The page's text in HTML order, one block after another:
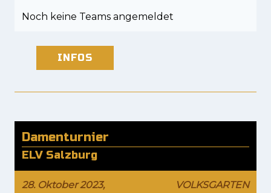
Noch keine Teams angemeldet
INFOS
Damenturnier
ELV Salzburg
28. Oktober 2023,
VOLKSGARTEN